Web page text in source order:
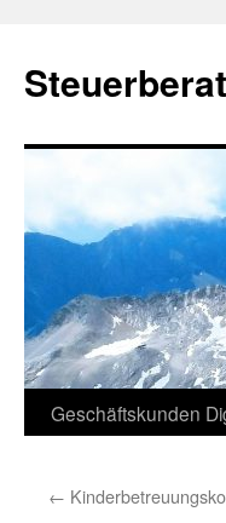
springen
Geschäftskunden
←